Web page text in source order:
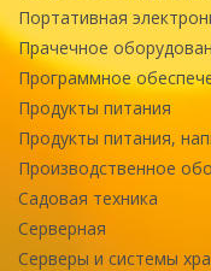
Портативная
Прачечное
Программное
Продукты питания
Продукты питания,
Производственное
Садовая техника
Серверная
Серверы и системы